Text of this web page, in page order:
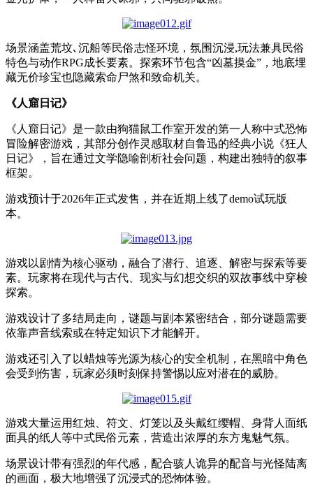
场景涵盖荒坟､沉船等民俗志怪环境 ，氛围沉浸,玩法兼具民俗
特色与动作RPG成长要素。探索环节包含“凶墓摸金” ，地底埋
藏无价珍宝也隐藏索命尸煞和致命机关。
《人窟日记》
《人窟日记》是一款由狗猫鼠工作室开发的第一人称中式恐怖
冒险解密游戏，其部分创作灵感取材自鲁迅的经典小说《狂人
日记》，旨在通过文学隐喻剖析社会问题，构建出独特的叙事
框架。
游戏预计于2026年正式发售，并在近期上线了demo试玩版
本。
游戏以剧情为核心驱动，融合了潜行、追逐、解密与探索等要
素。玩家将在现代与古代、现实与幻想交织的双故事线中穿梭
探索。
游戏设计了多结局走向，谜题与剧本紧密结合，部分谜题需要
依靠声音线索或在特定知识下才能解开。
游戏还引入了以蜡烛等光源为核心的安全机制，在黑暗中角色
会受到伤害，玩家必须时刻保持警惕以应对潜在的威胁。
游戏大量运用红烛、符文、灯笼以及头戴红缨帽、身背人面纸
面具的纸人等中式民俗元素，营造出浓厚的东方鬼魅气氛。
场景设计带有强烈的年代感，配合骇人诡异的配音与光怪陆离
的画面，极大地增强了沉浸式的恐怖体验。